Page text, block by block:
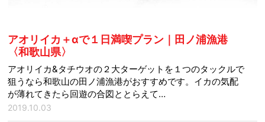
アオリイカ＋αで１日満喫プラン｜田ノ浦漁港
〈和歌山県〉
アオリイカ&タチウオの２大ターゲットを１つのタックルで
狙うなら和歌山の田ノ浦漁港がおすすめです。イカの気配
が薄れてきたら回遊の合図ととらえて…
2019.10.03